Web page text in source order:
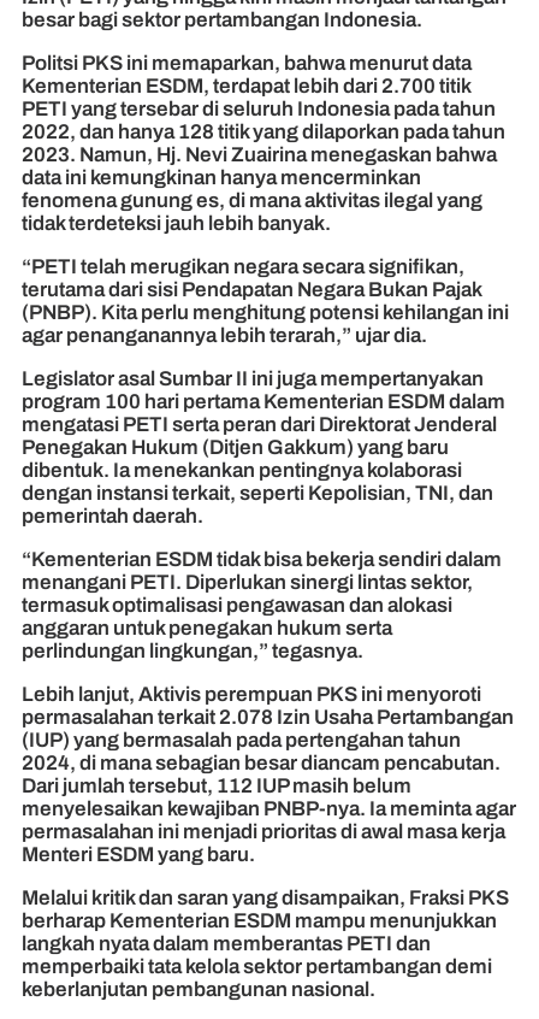
besar bagi sektor pertambangan Indonesia.
Politsi PKS ini memaparkan, bahwa menurut data
Kementerian ESDM, terdapat lebih dari 2.700 titik
PETI yang tersebar di seluruh Indonesia pada tahun
2022, dan hanya 128 titik yang dilaporkan pada tahun
2023. Namun, Hj. Nevi Zuairina menegaskan bahwa
data ini kemungkinan hanya mencerminkan
fenomena gunung es, di mana aktivitas ilegal yang
tidak terdeteksi jauh lebih banyak.
“PETI telah merugikan negara secara signifikan,
terutama dari sisi Pendapatan Negara Bukan Pajak
(PNBP). Kita perlu menghitung potensi kehilangan ini
agar penanganannya lebih terarah,” ujar dia.
Legislator asal Sumbar II ini juga mempertanyakan
program 100 hari pertama Kementerian ESDM dalam
mengatasi PETI serta peran dari Direktorat Jenderal
Penegakan Hukum (Ditjen Gakkum) yang baru
dibentuk. Ia menekankan pentingnya kolaborasi
dengan instansi terkait, seperti Kepolisian, TNI, dan
pemerintah daerah.
“Kementerian ESDM tidak bisa bekerja sendiri dalam
menangani PETI. Diperlukan sinergi lintas sektor,
termasuk optimalisasi pengawasan dan alokasi
anggaran untuk penegakan hukum serta
perlindungan lingkungan,” tegasnya.
Lebih lanjut, Aktivis perempuan PKS ini menyoroti
permasalahan terkait 2.078 Izin Usaha Pertambangan
(IUP) yang bermasalah pada pertengahan tahun
2024, di mana sebagian besar diancam pencabutan.
Dari jumlah tersebut, 112 IUP masih belum
menyelesaikan kewajiban PNBP-nya. Ia meminta agar
permasalahan ini menjadi prioritas di awal masa kerja
Menteri ESDM yang baru.
Melalui kritik dan saran yang disampaikan, Fraksi PKS
berharap Kementerian ESDM mampu menunjukkan
langkah nyata dalam memberantas PETI dan
memperbaiki tata kelola sektor pertambangan demi
keberlanjutan pembangunan nasional.